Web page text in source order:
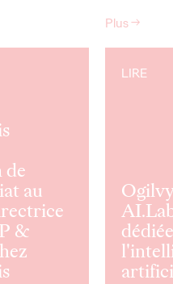
Plus→
de
au
&
LIRE